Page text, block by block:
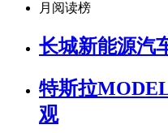
月阅读榜
长城新能源汽
特斯拉
观